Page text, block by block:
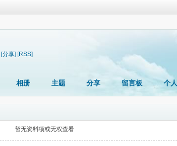
[分享] [RSS]
相册 主题 分享 留言板 个
暂无资料项或无权查看